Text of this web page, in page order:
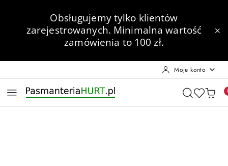
Przejdź do treści głównej
Przejdź do wyszukiwarki
Przejdź do moje konto
Przejdź do menu głównego
Przejdź do opisu produktu
Przejdź do stopki
Obsługujemy tylko klientów
zarejestrowanych. Minimalna wartość
zamówienia to 100 zł.
Moje konto